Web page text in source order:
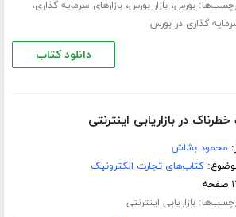
بورس،بازار بورس،بازارهای سرمایه گذاری،
گذاری در بورس
دانلود کتاب
در بازاریابی اینترنتی
محمود بشاش
کتاب‌های تجارت الکترونیک
بازاریابی اینترنتی